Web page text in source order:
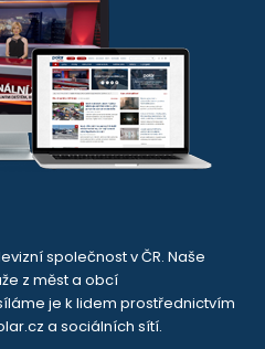
společnost v ČR. Naše
z měst a obcí
je k lidem prostřednictvím
a sociálních sítí.